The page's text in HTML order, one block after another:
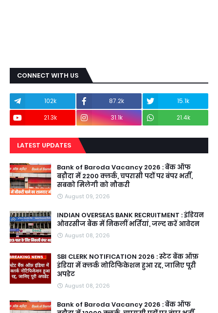
CONNECT WITH US
102k 87.2k
15.1k
21.3k
31.1k 21.4k
LATEST UPDATES
Bank of Baroda Vacancy 2026 : बैंक ऑफ
बड़ौदा में 2200 क्लर्क, चपरासी पदों पर बंपर भर्ती,
सबको मिलेगी को नौकरी
August 09, 2026
INDIAN OVERSEAS BANK RECRUITMENT : इंडियन
ओवरसीज बैंक में निकलीं भर्तियां, जल्द करें आवेदन
August 08, 2026
SBI CLERK NOTIFICATION 2026 : स्टेट बैंक ऑफ़
इंडिया में क्लर्क नोटिफिकेशन हुआ रद्द, जानिए पूरी
अपडेट
August 08, 2026
Bank of Baroda Vacancy 2026 : बैंक ऑफ